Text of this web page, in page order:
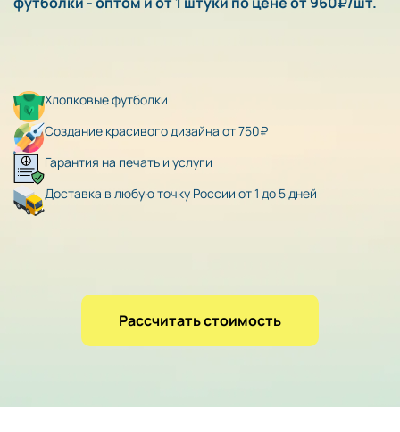
Хлопковые футболки
Создание красивого дизайна от 750₽
Гарантия на печать и услуги
Доставка в любую точку России от 1 до 5 дней
Рассчитать стоимость